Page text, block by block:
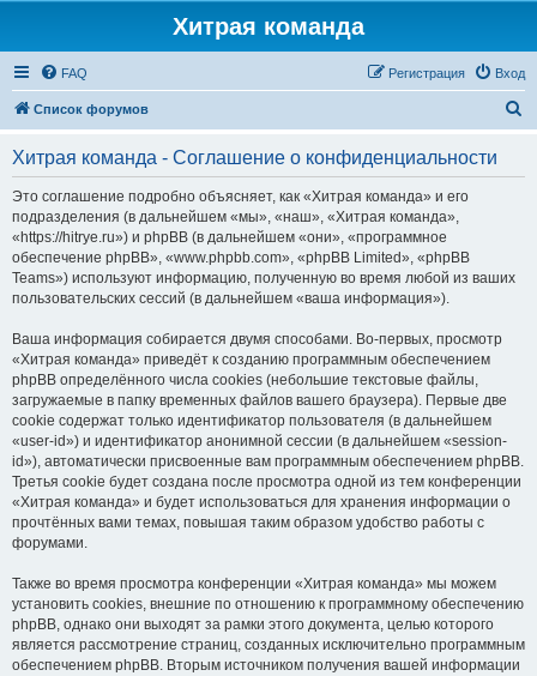
Хитрая команда
FAQ Вход
Регистрация
Список форумов
Хитрая команда - Соглашение о конфиденциальности
Это соглашение подробно объясняет, как «Хитрая команда» и его
подразделения (в дальнейшем «мы», «наш», «Хитрая команда»,
«https://hitrye.ru») и phpBB (в дальнейшем «они», «программное
обеспечение phpBB», «www.phpbb.com», «phpBB Limited», «phpBB
Teams») используют информацию, полученную во время любой из ваших
пользовательских сессий (в дальнейшем «ваша информация»).
Ваша информация собирается двумя способами. Во-первых, просмотр
«Хитрая команда» приведёт к созданию программным обеспечением
phpBB определённого числа cookies (небольшие текстовые файлы,
загружаемые в папку временных файлов вашего браузера). Первые две
cookie содержат только идентификатор пользователя (в дальнейшем
«user-id») и идентификатор анонимной сессии (в дальнейшем «session-
id»), автоматически присвоенные вам программным обеспечением phpBB.
Третья cookie будет создана после просмотра одной из тем конференции
«Хитрая команда» и будет использоваться для хранения информации о
прочтённых вами темах, повышая таким образом удобство работы с
форумами.
Также во время просмотра конференции «Хитрая команда» мы можем
установить cookies, внешние по отношению к программному обеспечению
phpBB, однако они выходят за рамки этого документа, целью которого
является рассмотрение страниц, созданных исключительно программным
обеспечением phpBB. Вторым источником получения вашей информации